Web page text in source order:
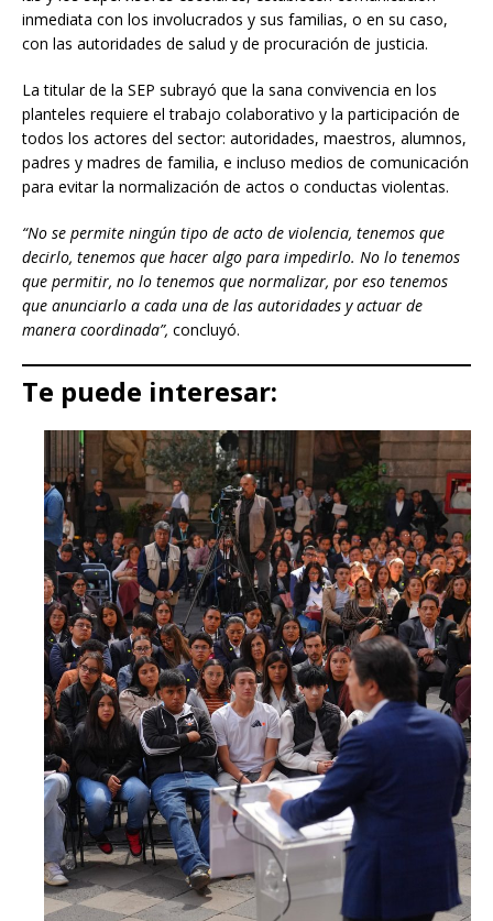
inmediata con los involucrados y sus familias, o en su caso,
con las autoridades de salud y de procuración de justicia.
La titular de la SEP subrayó que la sana convivencia en los
planteles requiere el trabajo colaborativo y la participación de
todos los actores del sector: autoridades, maestros, alumnos,
padres y madres de familia, e incluso medios de comunicación
para evitar la normalización de actos o conductas violentas.
“No se permite ningún tipo de acto de violencia, tenemos que
decirlo, tenemos que hacer algo para impedirlo. No lo tenemos
que permitir, no lo tenemos que normalizar, por eso tenemos
que anunciarlo a cada una de las autoridades y actuar de
manera coordinada”, concluyó.
Te puede interesar: